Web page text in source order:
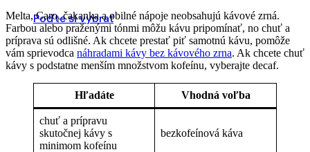
Poďte si vybrať
Melta, Caro, čakanka a obilné nápoje neobsahujú kávové zrná.
Farbou alebo praženými tónmi môžu kávu pripomínať, no chuť a
príprava sú odlišné. Ak chcete prestať piť samotnú kávu, pomôže
vám sprievodca náhradami kávy bez kávového zrna. Ak chcete chuť
kávy s podstatne menším množstvom kofeínu, vyberajte decaf.
Hľadáte Vhodná voľba
chuť a prípravu
skutočnej kávy s
minimom kofeínu
bezkofeínová káva